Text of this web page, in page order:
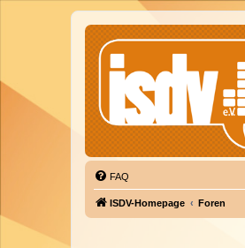
FAQ
ISDV-Homepage Foren